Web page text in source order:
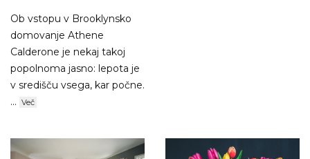
Ob vstopu v Brooklynsko
domovanje Athene
Calderone je nekaj takoj
popolnoma jasno: lepota je
v središču vsega, kar počne.
... Več